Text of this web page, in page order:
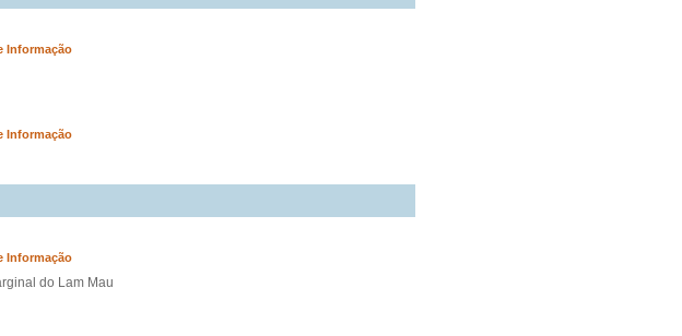
Informação
Informação
Informação
do Lam Mau